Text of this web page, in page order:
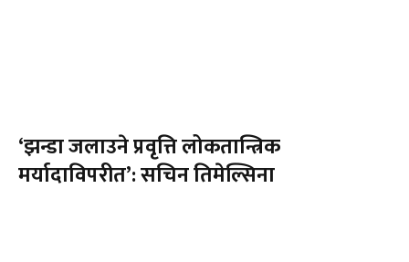
‘झन्डा जलाउने प्रवृत्ति लोकतान्त्रिक
मर्यादाविपरीत’: सचिन तिमेल्सिना